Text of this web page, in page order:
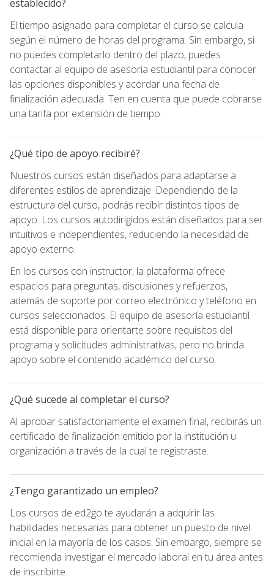
establecido?
El tiempo asignado para completar el curso se calcula
según el número de horas del programa. Sin embargo, si
no puedes completarlo dentro del plazo, puedes
contactar al equipo de asesoría estudiantil para conocer
las opciones disponibles y acordar una fecha de
finalización adecuada. Ten en cuenta que puede cobrarse
una tarifa por extensión de tiempo.
¿Qué tipo de apoyo recibiré?
Nuestros cursos están diseñados para adaptarse a
diferentes estilos de aprendizaje. Dependiendo de la
estructura del curso, podrás recibir distintos tipos de
apoyo. Los cursos autodirigidos están diseñados para ser
intuitivos e independientes, reduciendo la necesidad de
apoyo externo.
En los cursos con instructor, la plataforma ofrece
espacios para preguntas, discusiones y refuerzos,
además de soporte por correo electrónico y teléfono en
cursos seleccionados. El equipo de asesoría estudiantil
está disponible para orientarte sobre requisitos del
programa y solicitudes administrativas, pero no brinda
apoyo sobre el contenido académico del curso.
¿Qué sucede al completar el curso?
Al aprobar satisfactoriamente el examen final, recibirás un
certificado de finalización emitido por la institución u
organización a través de la cual te registraste.
¿Tengo garantizado un empleo?
Los cursos de ed2go te ayudarán a adquirir las
habilidades necesarias para obtener un puesto de nivel
inicial en la mayoría de los casos. Sin embargo, siempre se
recomienda investigar el mercado laboral en tu área antes
de inscribirte.